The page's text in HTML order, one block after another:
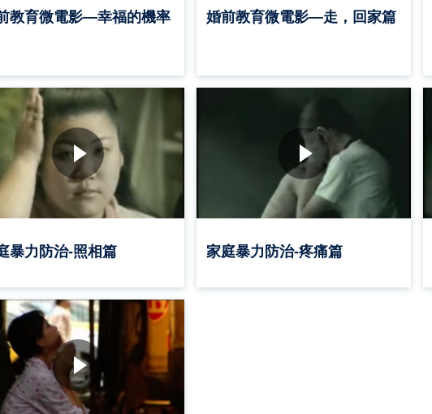
教育微電影—幸福的機率 婚前教育微電影—走，回家篇
暴力防治-照相篇 家庭暴力防治-疼痛篇